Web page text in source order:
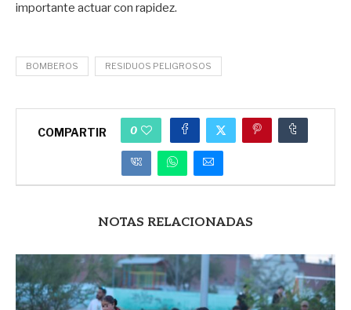
importante actuar con rapidez.
BOMBEROS RESIDUOS PELIGROSOS
COMPARTIR 0
NOTAS RELACIONADAS